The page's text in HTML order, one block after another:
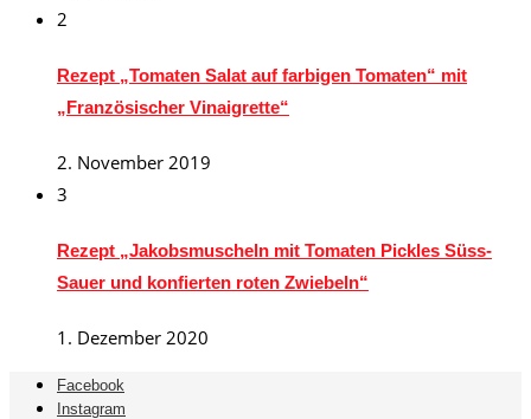
2
Rezept „Tomaten Salat auf farbigen Tomaten“ mit
„Französischer Vinaigrette“
2. November 2019
3
Rezept „Jakobsmuscheln mit Tomaten Pickles Süss-
Sauer und konfierten roten Zwiebeln“
1. Dezember 2020
Facebook
Instagram